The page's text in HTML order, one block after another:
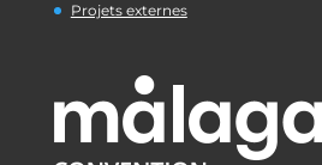
Projets externes